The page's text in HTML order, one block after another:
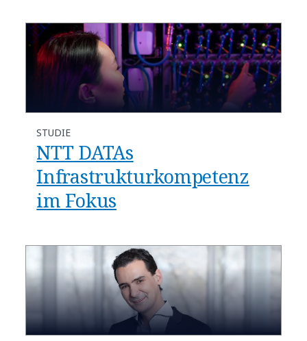
STUDIE
NTT DATAs
Infrastrukturkompetenz
im Fokus